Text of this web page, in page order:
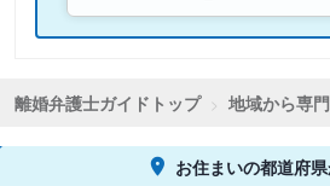
離婚弁護士ガイドトップ 地域から専
お住まいの都道府